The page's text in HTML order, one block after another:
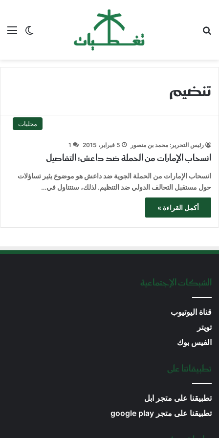
الوضع
تنضيم
محليات
رئيس التحرير: محمد بن منصور 5 فبراير، 2015 1
انسحاب الإمارات من الحملة ضد داعش: التفاصيل
انسحاب الإمارات من الحملة الجوية ضد داعش هو موضوع يثير تساؤلات
حول مستقبل التحالف الدولي ضد التنظيم. لذلك، سنتناول في…
أكمل القراءة »
الشبكات الإجتماعية
قناة اليوتيوب
تويتر
الفيس بوك
تطبيقاتنا على
تطبيقنا على متجر ابل
تطبيقنا على متجر google play